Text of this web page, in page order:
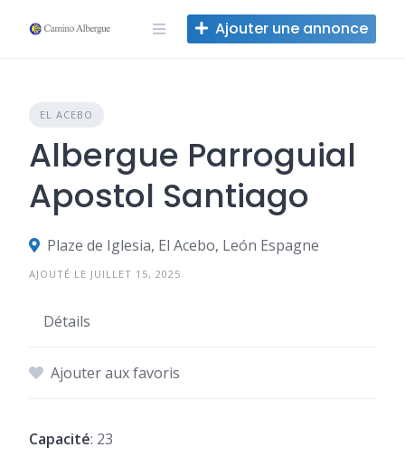
Ajouter une annonce
EL ACEBO
Albergue Parroguial
Apostol Santiago
Plaze de Iglesia, El Acebo, León Espagne
AJOUTÉ LE JUILLET 15, 2025
Détails
Ajouter aux favoris
Capacité: 23